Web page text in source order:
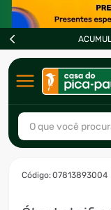
O que você
:07813893004